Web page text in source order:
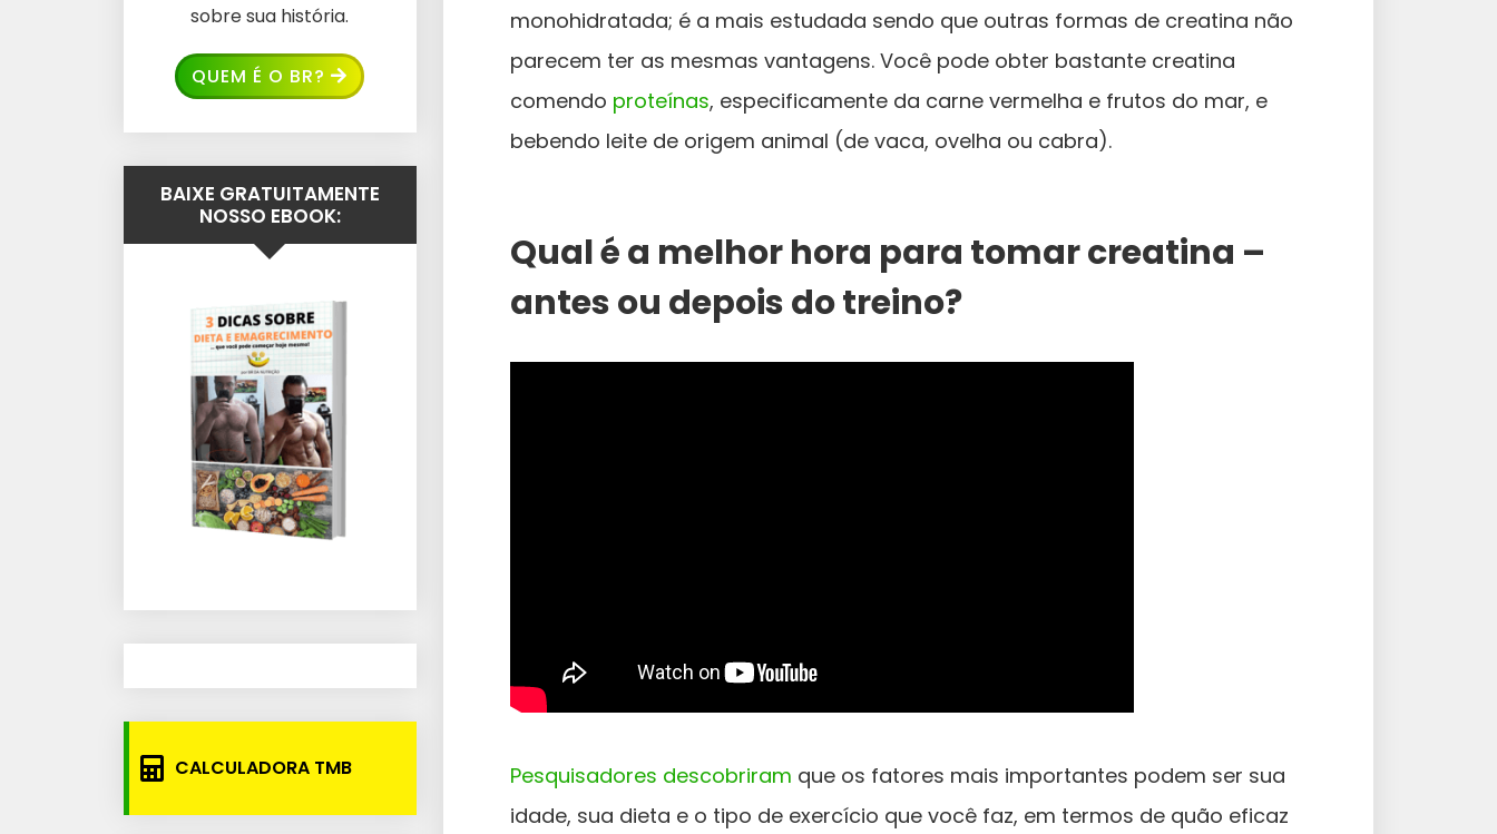
monohidratada; é a mais estudada sendo que outras formas de creatina não
parecem ter as mesmas vantagens. Você pode obter bastante creatina
comendo proteínas, especificamente da carne vermelha e frutos do mar, e
bebendo leite de origem animal (de vaca, ovelha ou cabra).
Qual é a melhor hora para tomar creatina –
antes ou depois do treino?
Pesquisadores descobriram que os fatores mais importantes podem ser sua
idade, sua dieta e o tipo de exercício que você faz, em termos de quão eficaz
sobre sua história.
QUEM É O BR?
BAIXE GRATUITAMENTE
NOSSO EBOOK:
CALCULADORA TMB